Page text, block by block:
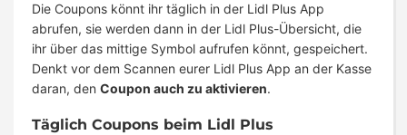
Die Coupons könnt ihr täglich in der Lidl Plus App
abrufen, sie werden dann in der Lidl Plus-Übersicht, die
ihr über das mittige Symbol aufrufen könnt, gespeichert.
Denkt vor dem Scannen eurer Lidl Plus App an der Kasse
daran, den Coupon auch zu aktivieren.
Täglich Coupons beim Lidl Plus